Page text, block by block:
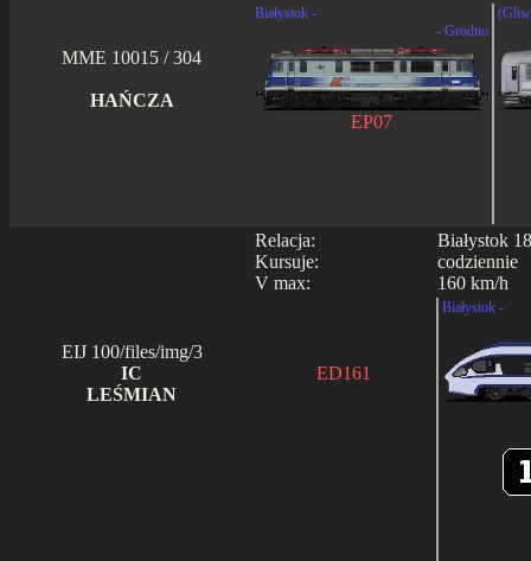
MME 10015 / 304
HAŃCZA
Białystok -
- Grodno
EP07
Relacja:
Kursuje:
V max:
Białystok
codziennie
160 km/h
EIJ 100/files/img/3
IC
LEŚMIAN
ED161
Białystok -